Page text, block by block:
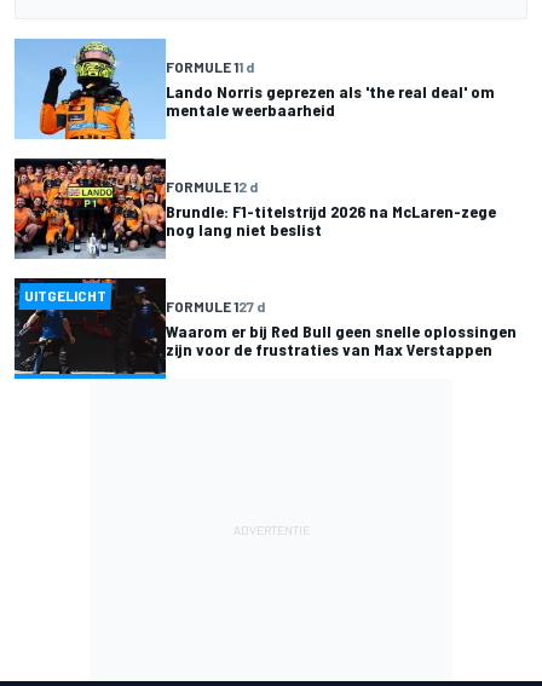
FORMULE 11 d
Lando Norris geprezen als 'the real deal' om
mentale weerbaarheid
FORMULE 12 d
Brundle: F1-titelstrijd 2026 na McLaren-zege
nog lang niet beslist
UITGELICHT
FORMULE 127 d
Waarom er bij Red Bull geen snelle oplossingen
zijn voor de frustraties van Max Verstappen